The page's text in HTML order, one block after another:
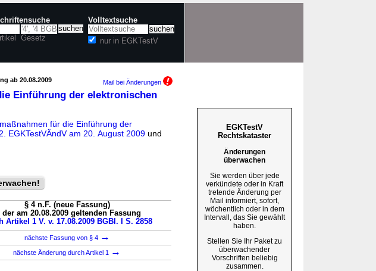
Gesetz
Volltextsuche
nur in EGKTestV
ab 20.08.2009 Mail bei Änderungen
Einführung der elektronischen
für die Einführung der
EGKTestVÄndV am 20. August 2009 und
§ 4 n.F. (neue Fassung)
der am 20.08.2009 geltenden Fassung
Artikel 1 V. v. 17.08.2009 BGBl. I S. 2858
nächste Fassung von § 4 →
nächste Änderung durch Artikel 1 →
EGKTestV
Rechtskataster
Änderungen
überwachen
Sie werden über jede
verkündete oder in Kraft
tretende Änderung per
Mail informiert, sofort,
wöchentlich oder in dem
Intervall, das Sie gewählt
haben.
Stellen Sie Ihr Paket zu
überwachender
Vorschriften beliebig
zusammen.